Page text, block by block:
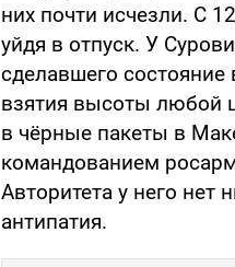
них почти исчезли. С
уйдя в отпуск. У
сделавшего
взятия высоты любой
в чёрные пакеты в
командованием
Авторитета у него нет
антипатия.